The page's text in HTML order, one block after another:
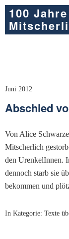
100
Juni 2012
Abschied
Von Alice
Mitscherlich
den UrenkelInnen.
dennoch starb sie
bekommen und
In Kategorie: Texte